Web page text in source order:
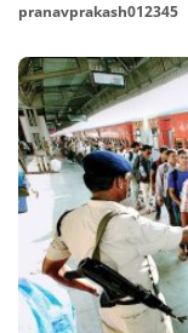
pranavprakash012345